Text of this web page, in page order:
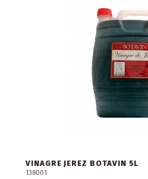
VINAGRE JEREZ BOTAVIN 5L
138001